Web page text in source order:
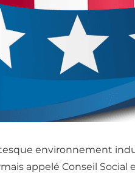
environnement
appelé Conseil